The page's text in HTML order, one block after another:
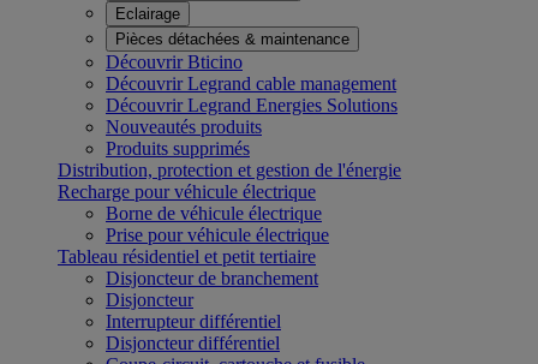
Eclairage
Pièces détachées & maintenance
Découvrir Bticino
Découvrir Legrand cable management
Découvrir Legrand Energies Solutions
Nouveautés produits
Produits supprimés
Distribution, protection et gestion de l'énergie
Recharge pour véhicule électrique
Borne de véhicule électrique
Prise pour véhicule électrique
Tableau résidentiel et petit tertiaire
Disjoncteur de branchement
Disjoncteur
Interrupteur différentiel
Disjoncteur différentiel